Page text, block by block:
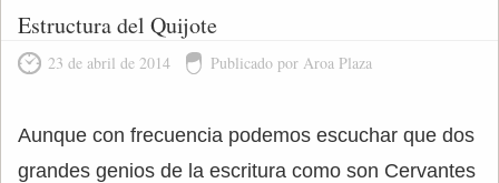
Estructura del Quijote
23 de abril de 2014 Publicado por Aroa Plaza
Aunque con frecuencia podemos escuchar que dos
grandes genios de la escritura como son Cervantes